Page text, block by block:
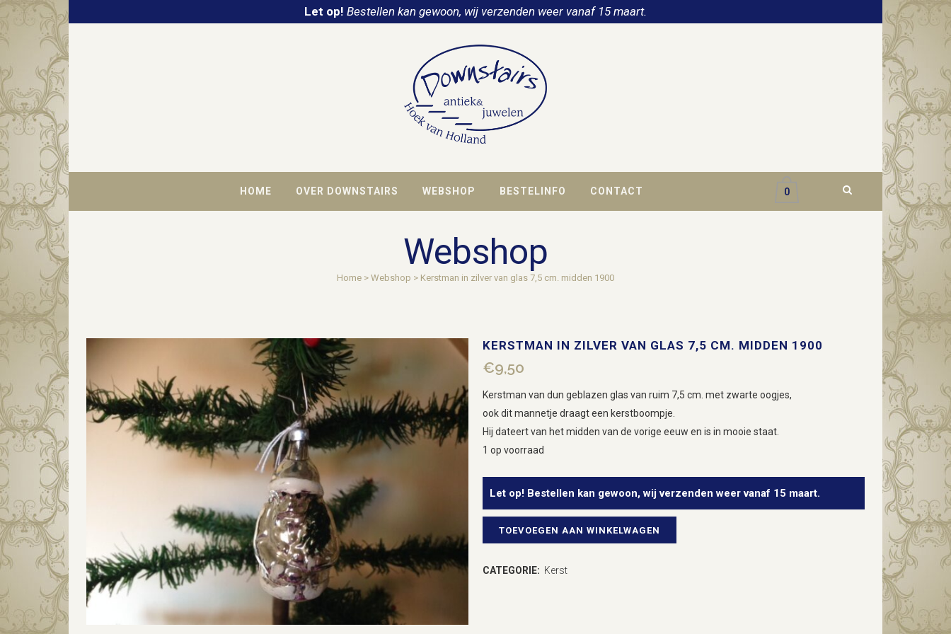
Let op! Bestellen kan gewoon, wij verzenden weer vanaf 15 maart.
HOME OVER DOWNSTAIRS WEBSHOP BESTELINFO CONTACT 0
Webshop
Home > Webshop > Kerstman in zilver van glas 7,5 cm. midden 1900
KERSTMAN IN ZILVER VAN GLAS 7,5 CM. MIDDEN 1900
€9,50
Kerstman van dun geblazen glas van ruim 7,5 cm. met zwarte oogjes,
ook dit mannetje draagt een kerstboompje.
Hij dateert van het midden van de vorige eeuw en is in mooie staat.
1 op voorraad
Let op! Bestellen kan gewoon, wij verzenden weer vanaf 15 maart.
Kerstman
TOEVOEGEN AAN WINKELWAGEN
CATEGORIE: Kerst